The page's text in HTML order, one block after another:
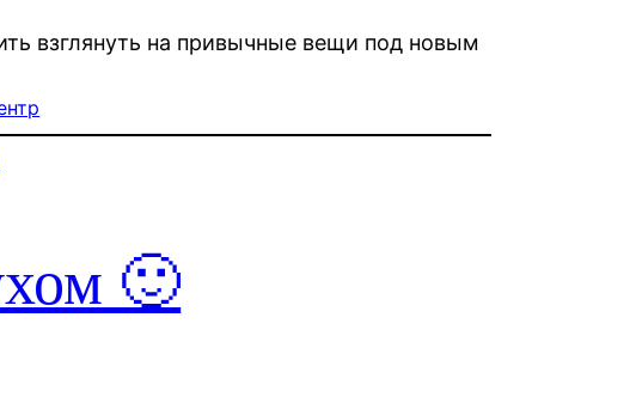
взглянуть на привычные вещи под новым
🙂